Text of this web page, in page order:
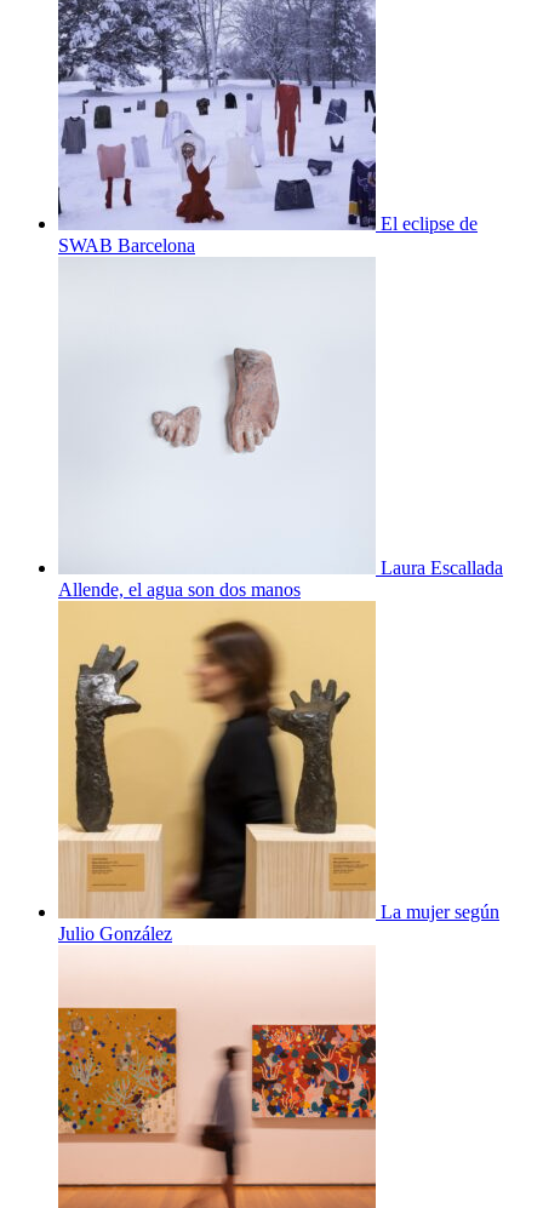
El eclipse de
SWAB Barcelona
Laura Escallada
Allende, el agua son dos manos
La mujer según
Julio González